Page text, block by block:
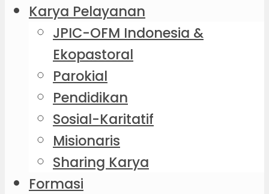
Karya Pelayanan
JPIC-OFM Indonesia &
Ekopastoral
Parokial
Pendidikan
Sosial-Karitatif
Misionaris
Sharing Karya
Formasi